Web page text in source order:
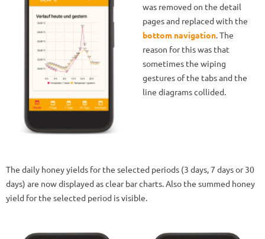
was removed on the detail
pages and replaced with the
bottom navigation. The
reason for this was that
sometimes the wiping
gestures of the tabs and the
line diagrams collided.
The daily honey yields for the selected periods (3 days, 7 days or 30
days) are now displayed as clear bar charts. Also the summed honey
yield for the selected period is visible.